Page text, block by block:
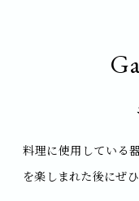
料理に使用している
を楽しまれた後にぜ